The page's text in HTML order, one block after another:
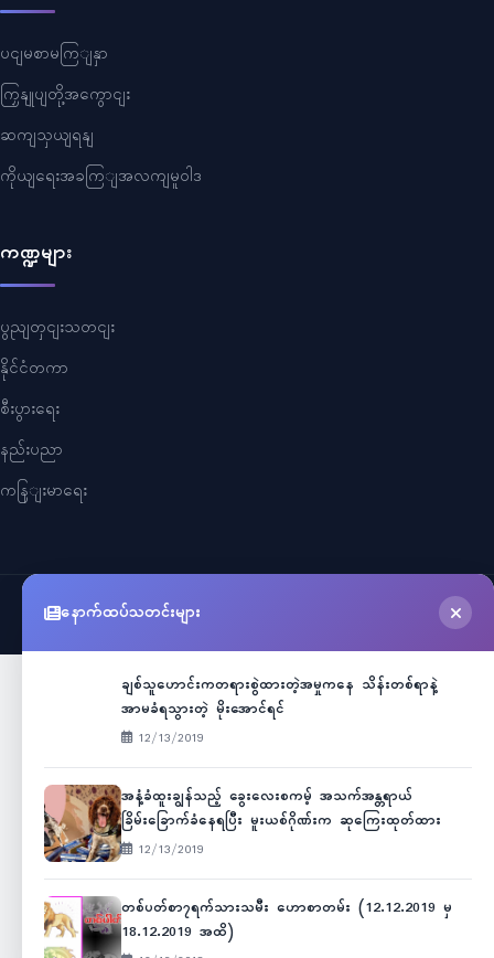
ပငျမစာမကြျနှာ
ကြှနျုပျတို့အကွောငျး
ဆကျသှယျရနျ
ကိုယျရေးအခကြျအလကျမူဝါဒ
ကဏ္ဍများ
ပွညျတှငျးသတငျး
နိုင်ငံတကာ
စီးပွားရေး
နည်းပညာ
ကနြျးမာရေး
©2026Myanmar Cele News
နောက်ထပ်သတင်းများ
ချစ်သူဟောင်းကတရားစွဲထားတဲ့အမှုကနေ သိန်းတစ်ရာနဲ့
အာမခံရသွားတဲ့ မိုးအောင်ရင်
12/13/2019
အနံ့ခံထူးချွန်သည့် ခွေးလေးစကမ့် အသက်အန္တရာယ်
ခြိမ်းခြောက်ခံနေရပြီး မူးယစ်ဂိုဏ်းက ဆုကြေးထုတ်ထား
12/13/2019
တစ်ပတ်စာ၇ရက်သားသမီး ဟောစာတမ်း (12.12.2019 မှ
18.12.2019 အထိ)